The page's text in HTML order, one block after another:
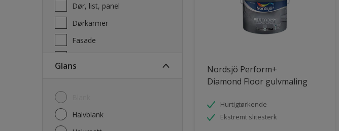
Dør, list, panel
Dørkarmer
Fasade
Glans
Halvblank
Nordsjö Perform+
Diamond Floor gulvmaling
Hurtigtørkende
Ekstremt slitesterk